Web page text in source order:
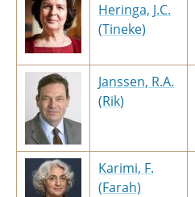
Heringa, J.C.
(Tineke)
Janssen, R.A.
(Rik)
Karimi, F.
(Farah)